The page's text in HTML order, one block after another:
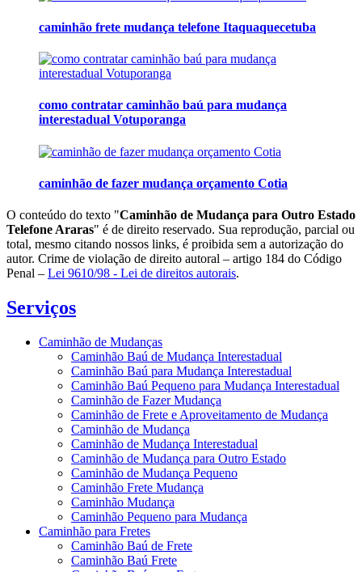
caminhão frete mudança telefone Itaquaquecetuba
como contratar caminhão baú para mudança
interestadual Votuporanga
caminhão de fazer mudança orçamento Cotia
O conteúdo do texto "Caminhão de Mudança para Outro Estado
Telefone Araras" é de direito reservado. Sua reprodução, parcial ou
total, mesmo citando nossos links, é proibida sem a autorização do
autor. Crime de violação de direito autoral – artigo 184 do Código
Penal – Lei 9610/98 - Lei de direitos autorais.
Serviços
Caminhão de Mudanças
Caminhão Baú de Mudança Interestadual
Caminhão Baú para Mudança Interestadual
Caminhão Baú Pequeno para Mudança Interestadual
Caminhão de Fazer Mudança
Caminhão de Frete e Aproveitamento de Mudança
Caminhão de Mudança
Caminhão de Mudança Interestadual
Caminhão de Mudança para Outro Estado
Caminhão de Mudança Pequeno
Caminhão Frete Mudança
Caminhão Mudança
Caminhão Pequeno para Mudança
Caminhão para Fretes
Caminhão Baú de Frete
Caminhão Baú Frete